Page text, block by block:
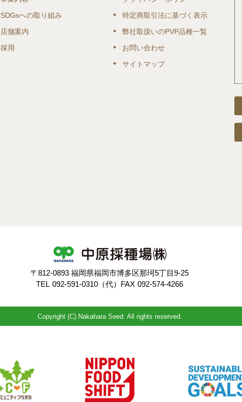
SDGsへの取り組み
店舗案内
採用
特定商取引法に基づく表示
弊社取扱いのPVP品種一覧
お問い合わせ
サイトマップ
〒812-0893 福岡県福岡市博多区那珂5丁目9-25
TEL 092-591-0310（代） FAX 092-574-4266
Copyright (C) Nakahara Seed. All rights reserved.